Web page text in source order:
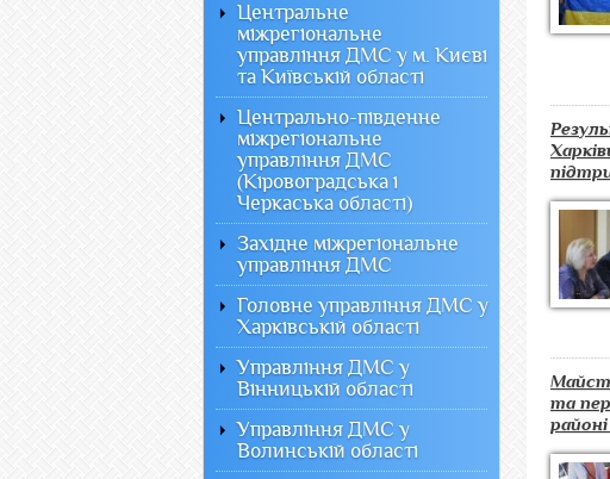
та
районі
Центральне
міжрегіональне
управління ДМС у м. Києві
та Київській області
Центрально-південне
міжрегіональне
управління ДМС
(Кіровоградська і
Черкаська області)
Західне міжрегіональне
управління ДМС
Головне управління ДМС у
Харківській області
Управління ДМС у
Вінницькій області
Управління ДМС у
Волинській області